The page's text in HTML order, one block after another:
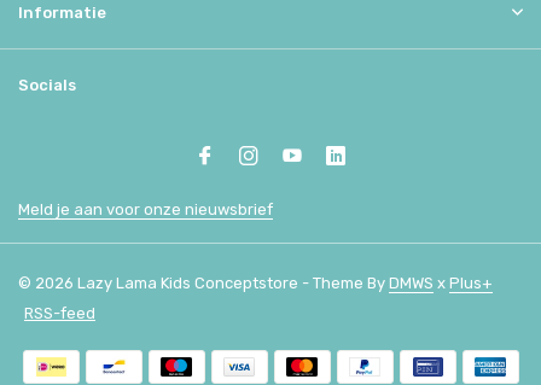
Informatie
Socials
Meld je aan voor onze nieuwsbrief
© 2026 Lazy Lama Kids Conceptstore - Theme By DMWS x Plus+
RSS-feed